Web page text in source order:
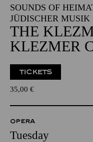
SOUNDS OF
JÜDISCHER MUSIK
THE
KLEZMER
TICKETS
35,00 €
OPERA
Tuesday